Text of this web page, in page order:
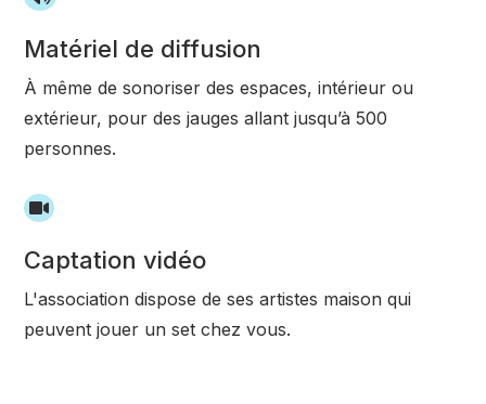
Matériel de diffusion
À même de sonoriser des espaces, intérieur ou
extérieur, pour des jauges allant jusqu’à 500
personnes.
Captation vidéo
L'association dispose de ses artistes maison qui
peuvent jouer un set chez vous.